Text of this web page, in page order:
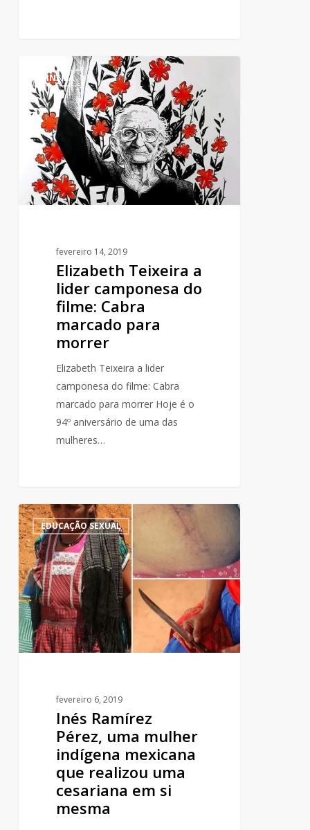
Elizabeth
Teixeira
lider
camponesa
filme:
Cabra
marcado
CINEMA
fevereiro 14, 2019
Elizabeth Teixeira a
lider camponesa do
filme: Cabra
marcado para
morrer
Elizabeth Teixeira a lider
camponesa do filme: Cabra
marcado para morrer Hoje é o
94º aniversário de uma das
mulheres…
0
Inés
Ramírez
Pérez,
uma
mulher
indígena
mexicana
que
realizou
EDUCAÇÃO SEXUAL
fevereiro 6, 2019
Inés Ramírez
Pérez, uma mulher
indígena mexicana
que realizou uma
cesariana em si
mesma